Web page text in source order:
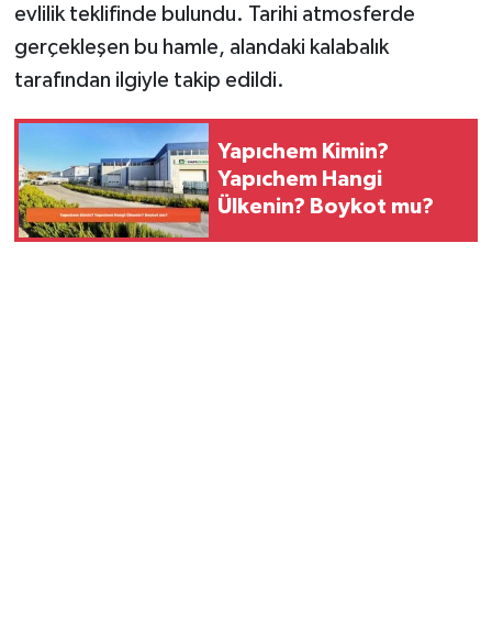
evlilik teklifinde bulundu. Tarihi atmosferde
gerçekleşen bu hamle, alandaki kalabalık
tarafından ilgiyle takip edildi.
Yapıchem Kimin?
Yapıchem Hangi
Ülkenin? Boykot mu?